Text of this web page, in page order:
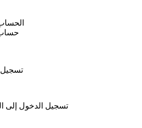
تسجيل
تسجيل الدخول